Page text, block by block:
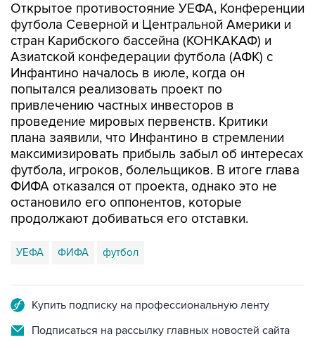
Открытое противостояние УЕФА, Конференции
футбола Северной и Центральной Америки и
стран Карибского бассейна (КОНКАКАФ) и
Азиатской конфедерации футбола (АФК) с
Инфантино началось в июле, когда он
попытался реализовать проект по
привлечению частных инвесторов в
проведение мировых первенств. Критики
плана заявили, что Инфантино в стремлении
максимизировать прибыль забыл об интересах
футбола, игроков, болельщиков. В итоге глава
ФИФА отказался от проекта, однако это не
остановило его оппонентов, которые
продолжают добиваться его отставки.
УЕФА ФИФА футбол
Купить подписку на профессиональную ленту
Подписаться на рассылку главных новостей сайта